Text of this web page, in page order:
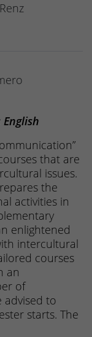
that are
issues.
the
activities in
enlightened
intercultural
courses
an
of
advised to
starts. The